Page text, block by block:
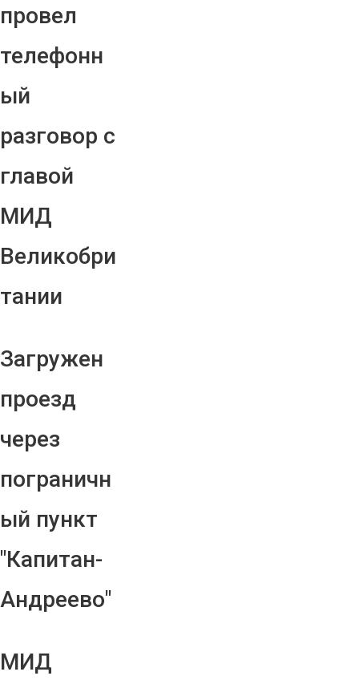
провел
телефонн
ый
разговор с
главой
МИД
Великобри
тании
Загружен
проезд
через
пограничн
ый пункт
"Капитан-
Андреево"
МИД